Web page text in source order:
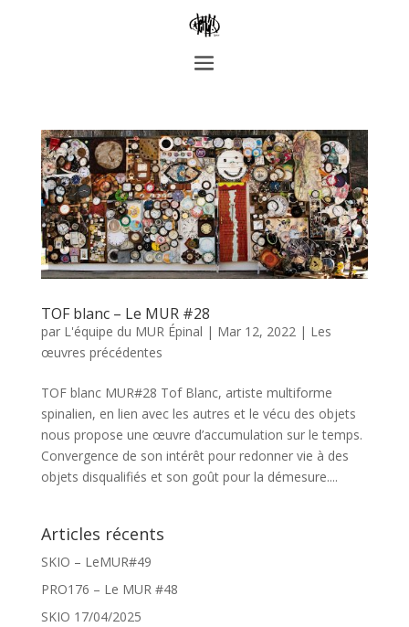
TOF blanc – Le MUR #28
par L'équipe du MUR Épinal | Mar 12, 2022| Les
œuvres précédentes
TOF blanc MUR#28 Tof Blanc, artiste multiforme
spinalien, en lien avec les autres et le vécu des objets
nous propose une œuvre d’accumulation sur le temps.
Convergence de son intérêt pour redonner vie à des
objets disqualifiés et son goût pour la démesure....
Articles récents
SKIO – LeMUR#49
PRO176 – Le MUR #48
SKIO 17/04/2025